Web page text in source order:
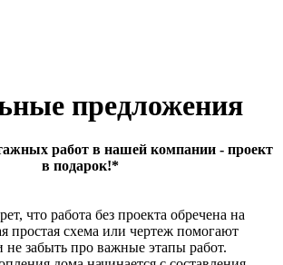
предложения
работ в нашей компании - проект
в подарок!*
что работа без проекта обречена на
простая схема или чертеж помогают
не забыть про важные этапы работ.